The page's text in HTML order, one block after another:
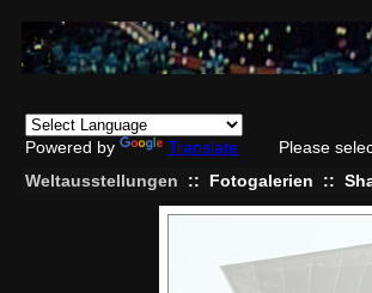
Powered by Translate
Please
Weltausstellungen
:: Fotogalerien ::